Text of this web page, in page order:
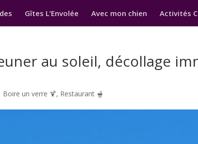
Gîtes L’Envolée Avec mon chien Activités
au soleil, décollage
Boire un verre 🍹, Restaurant 🫕